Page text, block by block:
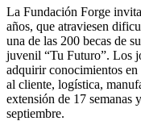
La Fundación Forge
años, que atraviesen
una de las 200 becas de
juvenil “Tu Futuro”. Los
adquirir conocimientos
al cliente, logística,
extensión de 17 semanas
septiembre.